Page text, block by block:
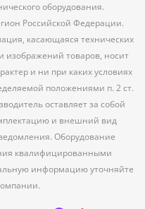
оборудования.
Российской Федерации.
касающаяся технических
изображений товаров, носит
и ни при каких условиях
положениями п. 2 ст.
оставляет за собой
и внешний вид
Оборудование
квалифицированными
информацию уточняйте